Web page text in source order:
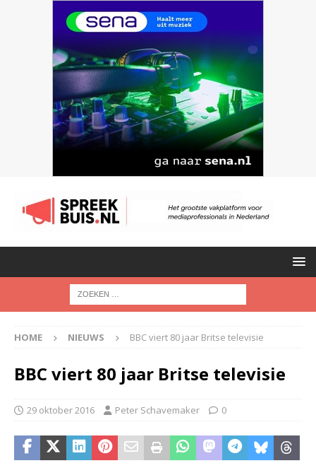
HOME NIEUWS BBC viert 80 jaar Britse televisie
BBC viert 80 jaar Britse televisie
29 oktober 2016 Peter Schavemaker 0